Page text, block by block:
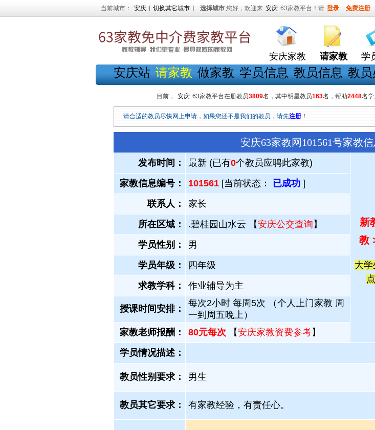
当前城市： 安庆 [ 切换其它城市 ] 选择城市 您好，欢迎来 安庆 63家教平台！请 登录 免费注册
安庆家教 请家教 学
安庆站 请家教 做家教 学员信息 教员信息 教
目前， 安庆 63家教平台在册教员3809名，其中明星教员163名，帮助2448名
请合适的教员尽快网上申请，如果您还不是我们的教员，请先注册 ！
安庆63家教网101561号家教信
发布时间： 最新 (已有0个教员应聘此家教)
新
教
大
家教信息编号： 101561 [当前状态： 已成功 ]
联系人：
家长
所在区域：
.碧桂园山水云 【安庆公交查询 】
学员性别：
男
学员年级：
四年级
求教学科：
作业辅导为主
授课时间安排：
每次2小时 每周5次 （个人上门家教 周
一到周五晚上）
家教老师报酬：
80元每次 【安庆家教资费参考】
学员情况描述：
教员性别要求： 男生
教员其它要求： 有家教经验，有责任心。